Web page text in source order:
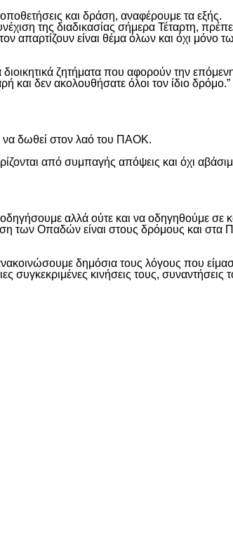
και δράση, αναφέρουμε τα εξής.
της διαδικασίας σήμερα Τέταρτη,
απαρτίζουν είναι θέμα όλων και όχι μόνο
ζητήματα που αφορούν την
και δεν ακολουθήσατε όλοι τον ίδιο δρόμο.”
να δωθεί στον λαό του ΠΑΟΚ.
από συμπαγής απόψεις και όχι
αλλά ούτε και να οδηγηθούμε σε
των Οπαδών είναι στους δρόμους και στα
δημόσια τους λόγους που
κινήσεις τους, συναντήσεις